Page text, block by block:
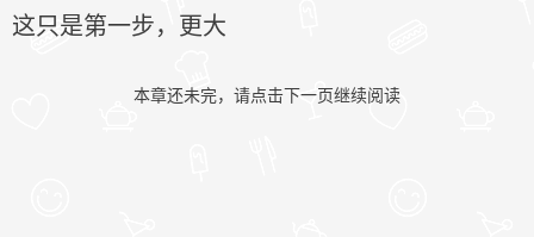
这只是第一步，更大
本章还未完，请点击下一页继续阅读